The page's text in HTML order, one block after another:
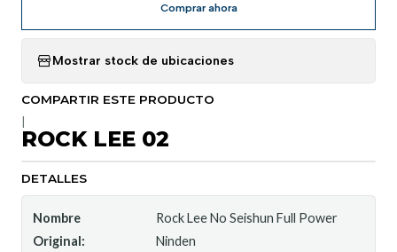
Comprar ahora
Mostrar stock de ubicaciones
COMPARTIR ESTE PRODUCTO
ROCK LEE 02
DETALLES
Nombre
Original:
Rock Lee No Seishun Full Power
Ninden